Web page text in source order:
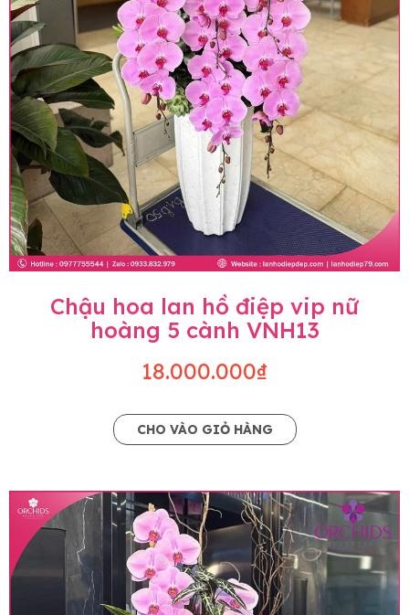
Chậu hoa lan hồ điệp vip nữ
hoàng 5 cành VNH13
18.000.000₫
CHO VÀO GIỎ HÀNG